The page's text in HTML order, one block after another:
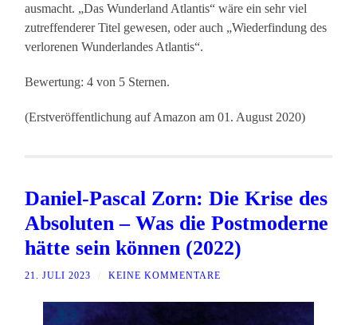
ausmacht. „Das Wunderland Atlantis“ wäre ein sehr viel
zutreffenderer Titel gewesen, oder auch „Wiederfindung des
verlorenen Wunderlandes Atlantis“.
Bewertung: 4 von 5 Sternen.
(Erstveröffentlichung auf Amazon am 01. August 2020)
Daniel-Pascal Zorn: Die Krise des
Absoluten – Was die Postmoderne
hätte sein können (2022)
21. JULI 2023 KEINE KOMMENTARE